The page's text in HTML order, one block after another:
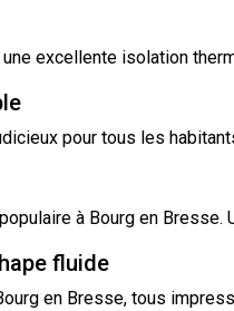
excellente isolation
pour tous les
à Bourg en
fluide
en Bresse, tous